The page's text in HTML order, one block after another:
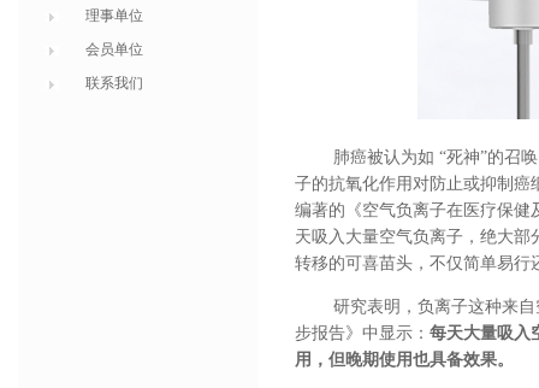
理事单位
会员单位
联系我们
肺癌被认为如 “死神”的召
子的抗氧化作用对防止或抑制癌
编著的《空气负离子在医疗保健
天吸入大量空气负离子，绝大
转移的可喜苗头，不仅简单易行
研究表明，负离子这种来
步报告》中显示： 每天大量吸入
用，但晚期使用也具备效果。